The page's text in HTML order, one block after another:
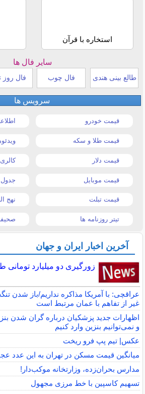
استخاره با قرآن
سایر فال ها
طالع بینی هندی فال چوب فال روز
سرویس ها
قیمت خودرو
قیمت طلا و سکه
قیمت دلار
قیمت موبایل
قیمت تبلت نهج
تیتر روزنامه ها
آخرین اخبار ایران و جهان
زورگیری دو میلیارد تومانی
عراقچی: با آمریکا مذاکره نداریم/باز شدن
غیر از تفاهم با عمان مرتبط است
اظهارات جدید پزشکیان درباره گران شدن
و نمی‌توانیم بنزین وارد کنیم
عکس| تیم پپ فرو ریخت
میانگین قیمت مسکن در تهران به این عدد
مدارس بحران‌زده، وزارتخانه موکب‌دار!
تسهیم کاسپین با خط مرزی مجهول